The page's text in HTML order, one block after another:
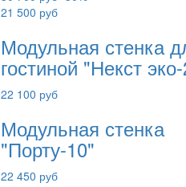
21 500 руб
Модульная стенка
гостиной "Некст
22 100 руб
Модульная стенка
"Порту-10"
22 450 руб